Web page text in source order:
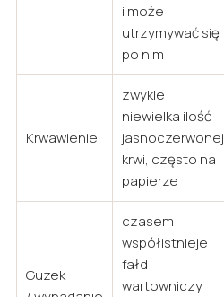
i może
utrzymywać się
po nim
Krwawienie
zwykle
niewielka ilość
jasnoczerwonej
krwi, często na
papierze
Guzek
czasem
współistnieje
fałd
wartowniczy